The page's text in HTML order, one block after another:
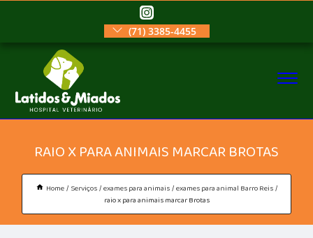
(71) 3385-4455
RAIO X PARA ANIMAIS MARCAR BROTAS
Home Serviços exames para animais exames para animal Barro Reis
raio x para animais marcar Brotas